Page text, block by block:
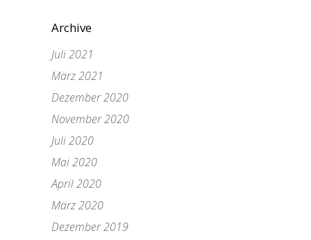
Archive
Juli 2021
März 2021
Dezember 2020
November 2020
Juli 2020
Mai 2020
April 2020
März 2020
Dezember 2019